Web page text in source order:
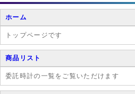
ホーム
トップページです
商品リスト
委託時計の一覧をご覧いただけます